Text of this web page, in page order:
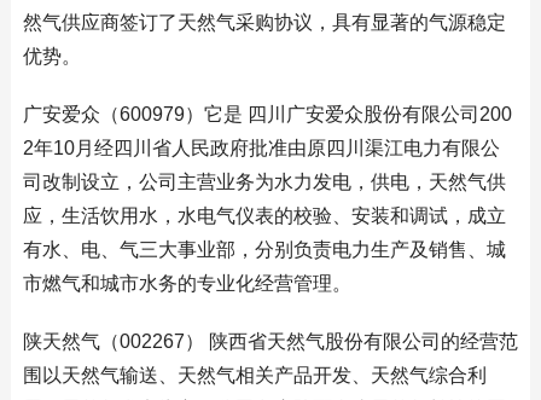
然气供应商签订了天然气采购协议，具有显著的气源稳定
优势。
广安爱众（600979）它是 四川广安爱众股份有限公司200
2年10月经四川省人民政府批准由原四川渠江电力有限公
司改制设立，公司主营业务为水力发电，供电，天然气供
应，生活饮用水，水电气仪表的校验、安装和调试，成立
有水、电、气三大事业部，分别负责电力生产及销售、城
市燃气和城市水务的专业化经营管理。
陕天然气（002267） 陕西省天然气股份有限公司的经营范
围以天然气输送、天然气相关产品开发、天然气综合利